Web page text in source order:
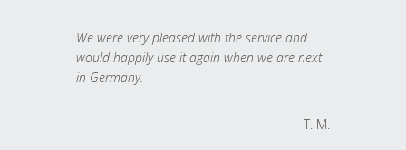
We were very pleased with the service and
would happily use it again when we are next
in Germany.
T. M.